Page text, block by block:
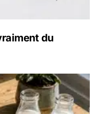
du